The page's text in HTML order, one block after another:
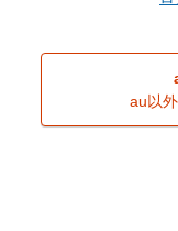
au以